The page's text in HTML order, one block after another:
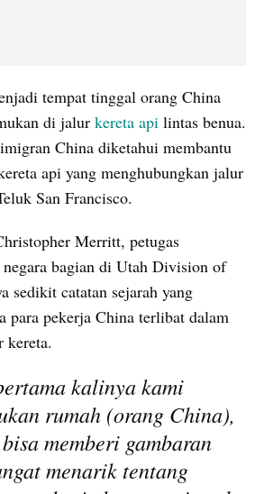
tempat tinggal orang China
di jalur kereta api lintas benua.
China diketahui membantu
api yang menghubungkan jalur
San Francisco.
Merritt, petugas
negara bagian di Utah Division of
sedikit catatan sejarah yang
para pekerja China terlibat dalam
kereta.
kalinya kami
rumah (orang China),
memberi gambaran
menarik tentang